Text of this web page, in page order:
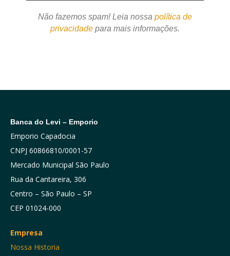
Não fazemos spam! Leia nossa política de
privacidade para mais informações.
Banca do Levi – Emporio
Emporio Capadocia
CNPJ 60866810/0001-57
Mercado Municipal São Paulo
Rua da Cantareira, 306
Centro – São Paulo – SP
CEP 01024-000
Empresa
Nossa Historia